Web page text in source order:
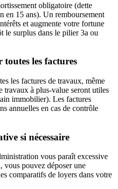
obligatoire (dette
en 15 ans). Un remboursement
et augmente votre fortune
le surplus dans le pilier 3a ou
les factures
les factures de travaux, même
travaux à plus-value seront utiles
immobilier). Les factures
annuelles en cas de contrôle
si nécessaire
vous paraît excessive
vous pouvez déposer une
comparatifs de loyers dans votre